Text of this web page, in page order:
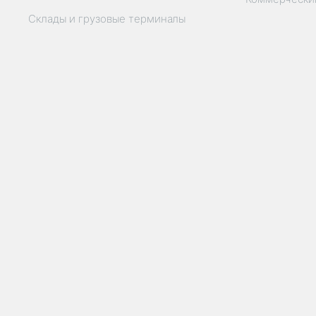
Склады и грузовые терминалы